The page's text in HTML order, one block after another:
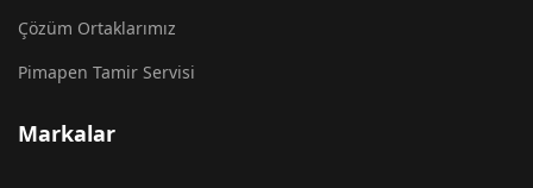
Çözüm Ortaklarımız
Pimapen Tamir Servisi
Markalar